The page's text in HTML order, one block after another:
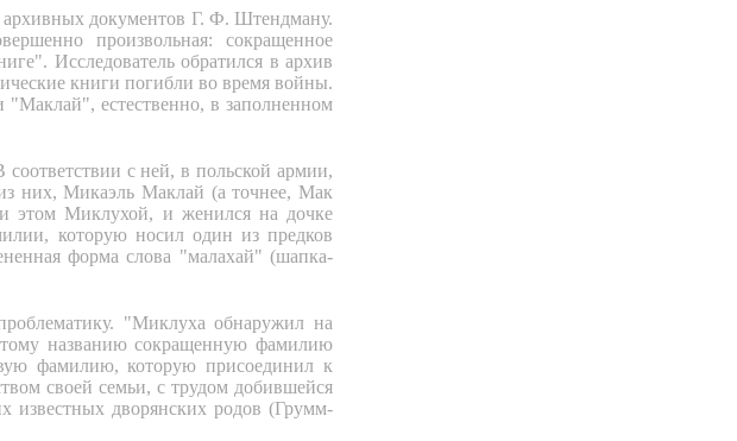
архивных документов Г. Ф. Штендману.
произвольная: сокращенное
Исследователь обратился в архив
книги погибли во время войны.
естественно, в заполненном
с ней, в польской армии,
них, Микаэль Маклай (а точнее, Мак
этом Миклухой, и женился на дочке
которую носил один из предков
форма слова "малахай" (шапка-
"Миклуха обнаружил на
названию сокращенную фамилию
фамилию, которую присоединил к
своей семьи, с трудом добившейся
известных дворянских родов (Грумм-